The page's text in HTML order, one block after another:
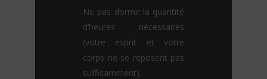
Ne pas dormir la quantité
d’heures nécessaires
(votre esprit et votre
corps ne se reposent pas
suffisamment).